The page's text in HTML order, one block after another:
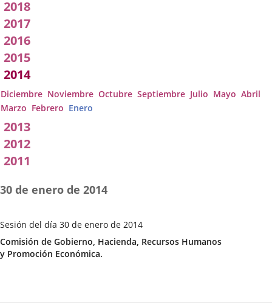
2018
2017
2016
2015
2014
Diciembre Noviembre Octubre Septiembre Julio Mayo Abril
Marzo Febrero Enero
2013
2012
2011
Sesión del día 30 de enero de 2014
Fecha
de
la
30 de enero de 2014
Categoría
Comisión de Gobierno, Hacienda, Recursos Humanos
y Promoción Económica.